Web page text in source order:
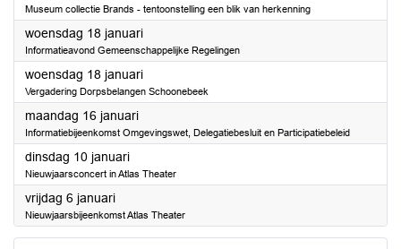
Museum collectie Brands - tentoonstelling een blik van herkenning
woensdag 18 januari2023
Informatieavond Gemeenschappelijke Regelingen
woensdag 18 januari2023
Vergadering Dorpsbelangen Schoonebeek
maandag 16 januari2023
Informatiebijeenkomst Omgevingswet, Delegatiebesluit en Participatiebeleid
dinsdag 10 januari2023
Nieuwjaarsconcert in Atlas Theater
vrijdag 6 januari2023
Nieuwjaarsbijeenkomst Atlas Theater